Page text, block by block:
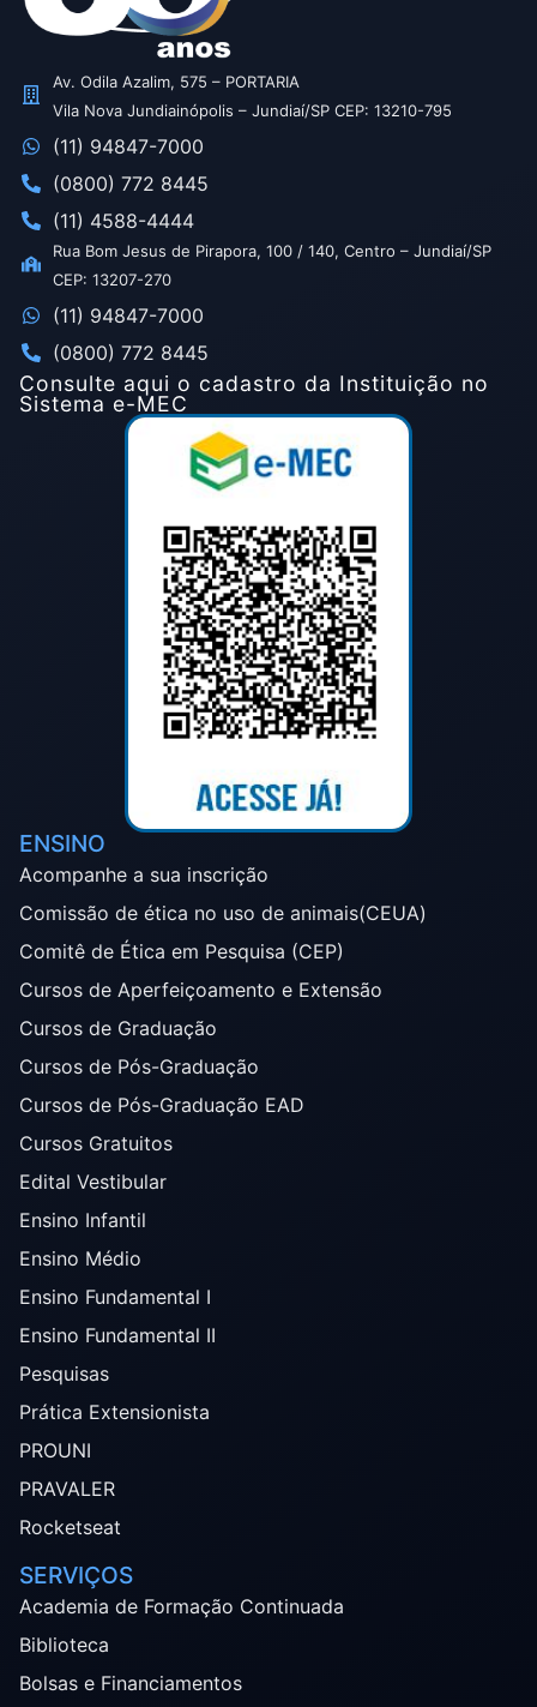
Av. Odila Azalim, 575 – PORTARIA
Vila Nova Jundiainópolis – Jundiaí/SP CEP: 13210-795
(11) 94847-7000
(0800) 772 8445
(11) 4588-4444
Rua Bom Jesus de Pirapora, 100 / 140, Centro – Jundiaí/SP
CEP: 13207-270
(11) 94847-7000
(0800) 772 8445
Consulte aqui o cadastro da Instituição no
Sistema e-MEC
ENSINO
Acompanhe a sua inscrição
Comissão de ética no uso de animais(CEUA)
Comitê de Ética em Pesquisa (CEP)
Cursos de Aperfeiçoamento e Extensão
Cursos de Graduação
Cursos de Pós-Graduação
Cursos de Pós-Graduação EAD
Cursos Gratuitos
Edital Vestibular
Ensino Infantil
Ensino Médio
Ensino Fundamental I
Ensino Fundamental II
Pesquisas
Prática Extensionista
PROUNI
PRAVALER
Rocketseat
SERVIÇOS
Academia de Formação Continuada
Biblioteca
Bolsas e Financiamentos